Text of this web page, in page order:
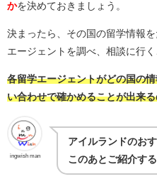
かを決めておきましょう。
決まったら、その国の留学情報
エージェントを調べ、相談に行く
各留学エージェントがどの国の
い合わせで確かめることが出来
ingwish man
アイルランドのお
このあとご紹介する